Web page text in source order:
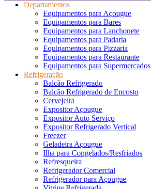
Departamentos
Equipamentos para Açougue
Equipamentos para Bares
Equipamentos para Lanchonete
Equipamentos para Padaria
Equipamentos para Pizzaria
Equipamentos para Restaurante
Equipamentos para Supermercados
Refrigeração
Balcão Refrigerado
Balcão Refrigerado de Encosto
Cervejeira
Expositor Açougue
Expositor Auto Serviço
Expositor Refrigerado Vertical
Freezer
Geladeira Açougue
Ilha para Congelados/Resfriados
Refresqueira
Refrigerador Comercial
Refrigerador para Açougue